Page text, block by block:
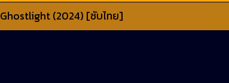
Ghostlight (2024) [ซับไทย]